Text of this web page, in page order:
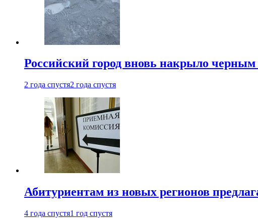
Российский город вновь накрыло черным
2 года спустя2 года спустя
Абитуриентам из новых регионов
4 года спустя1 год спустя